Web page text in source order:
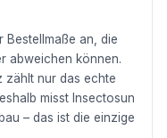
Bestellmaße an, die
abweichen können.
zählt nur das echte
misst Insectosun
– das ist die einzige